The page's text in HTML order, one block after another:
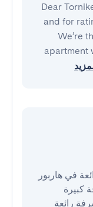
Dear
and for
We’re
apartment